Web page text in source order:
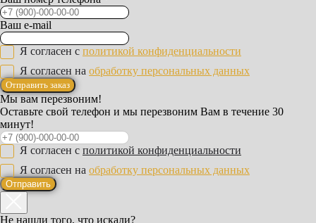
Ваш e-mail
Я согласен с политикой конфиденциальности
Я согласен на обработку персональных данных
Отправить заказ
Мы вам перезвоним!
Оставьте свой телефон и мы перезвоним Вам в течение 30
минут!
Я согласен с политикой конфиденциальности
Я согласен на обработку персональных данных
Отправить
Не нашли того, что искали?